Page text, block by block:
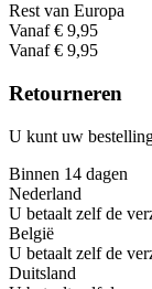
Rest van Europa
Vanaf € 9,95
Vanaf € 9,95
Retourneren
U kunt uw
Binnen 14 dagen
Nederland
U betaalt zelf de
België
U betaalt zelf de
Duitsland